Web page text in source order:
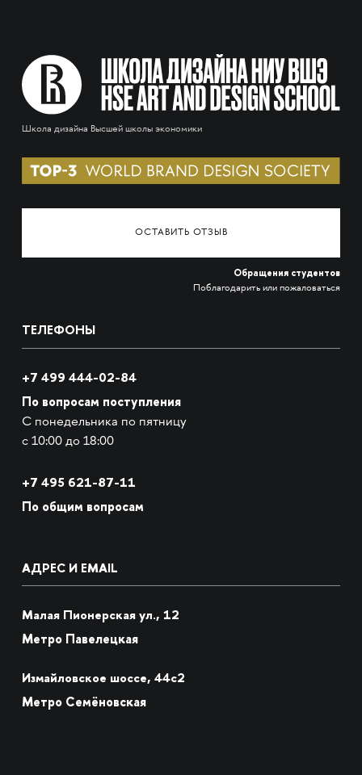
Школа дизайна Высшей школы экономики
ОСТАВИТЬ ОТЗЫВ
Обращения студентов
Поблагодарить или пожаловаться
ТЕЛЕФОНЫ
+7 499 444-02-84
По вопросам поступления
С понедельника по пятницу
с 10:00 до 18:00
+7 495 621-87-11
По общим вопросам
АДРЕС И EMAIL
Малая Пионерская ул., 12
Метро Павелецкая
Измайловское шоссе, 44с2
Метро Семёновская